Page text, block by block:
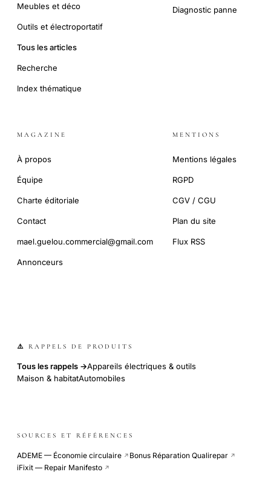
Meubles et déco
Outils et électroportatif
Tous les articles
Recherche
Index thématique
Diagnostic panne
MAGAZINE
À propos
Équipe
Charte éditoriale
Contact
mael.guelou.commercial@gmail.com
Annonceurs
MENTIONS
Mentions légales
RGPD
CGV / CGU
Plan du site
Flux RSS
⚠️ RAPPELS DE PRODUITS
Tous les rappels →Appareils électriques & outils
Maison & habitatAutomobiles
SOURCES ET RÉFÉRENCES
ADEME — Économie circulaire ↗ Bonus Réparation Qualirepar ↗
iFixit — Repair Manifesto ↗